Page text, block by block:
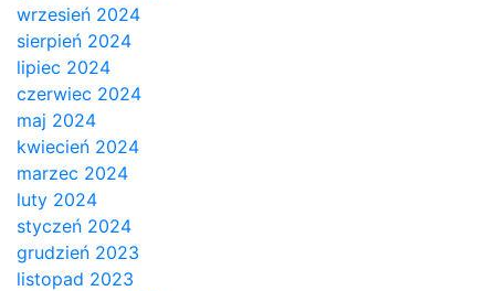
wrzesień 2024
sierpień 2024
lipiec 2024
czerwiec 2024
maj 2024
kwiecień 2024
marzec 2024
luty 2024
styczeń 2024
grudzień 2023
listopad 2023